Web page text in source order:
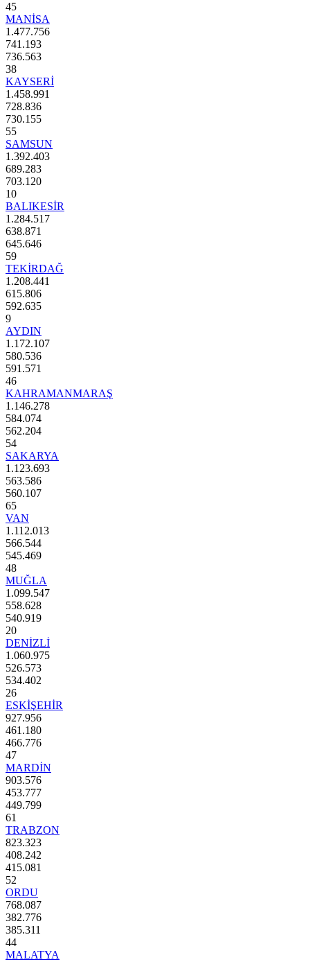
45
MANİSA
1.477.756
741.193
736.563
38
KAYSERİ
1.458.991
728.836
730.155
55
SAMSUN
1.392.403
689.283
703.120
10
BALIKESİR
1.284.517
638.871
645.646
59
TEKİRDAĞ
1.208.441
615.806
592.635
9
AYDIN
1.172.107
580.536
591.571
46
KAHRAMANMARAŞ
1.146.278
584.074
562.204
54
SAKARYA
1.123.693
563.586
560.107
65
VAN
1.112.013
566.544
545.469
48
MUĞLA
1.099.547
558.628
540.919
20
DENİZLİ
1.060.975
526.573
534.402
26
ESKİŞEHİR
927.956
461.180
466.776
47
MARDİN
903.576
453.777
449.799
61
TRABZON
823.323
408.242
415.081
52
ORDU
768.087
382.776
385.311
44
MALATYA